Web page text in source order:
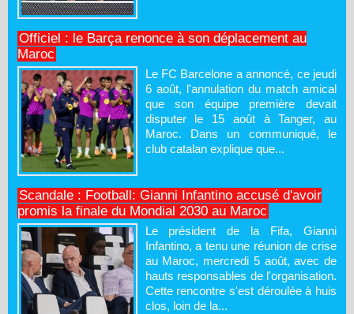
Officiel : le Barça renonce à son déplacement au
Maroc
Le FC Barcelone a annoncé, ce jeudi
6 août, l'annulation du match amical
que son équipe première devait
disputer le 15 août à Tanger, au
Maroc. Dans un communiqué, le
club catalan explique que...
Scandale : Football: Gianni Infantino accusé d'avoir
promis la finale du Mondial 2030 au Maroc
Le président de la Fifa, Gianni
Infantino, a tenu une réunion de crise
au Maroc, mercredi 5 août, avec de
hauts responsables de l'organisation.
Cette rencontre s'est déroulée à huis
clos, loin de la...